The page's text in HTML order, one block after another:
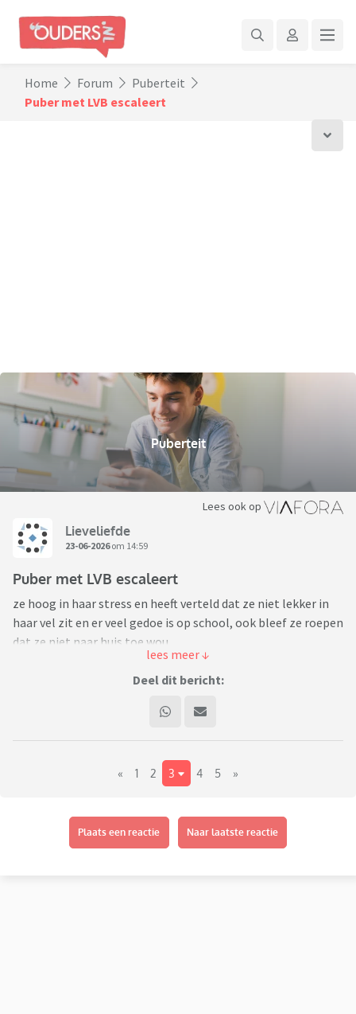
Home Forum
Puberteit
Puber met LVB escaleert
Puberteit
Lees ook op
Lieveliefde
23-06-2026om 14:59
Puber met LVB escaleert
ze hoog in haar stress en heeft verteld dat ze niet lekker in
haar vel zit en er veel gedoe is op school, ook bleef ze roepen
dat ze niet naar huis toe wou.
Op het moment dat de politie haar bij ons afleverde rende ze
via de bijkeuken weer naar buiten met de mededeling ik ga
politie is helemaal los gegaan, knijpen, krabben, schoppen
en weg proberen rennen.
Uiteindelijk heeft de politie haar moeten fixeren en is ze met
4 man bij ons afgeleverd en is ze binnen bij ons gekalmeerd.
thuis en wij zijn al druk aan het bellen voor verdere hulp.
Ik merk dat ik helemaal lam geslagen ben en weer het echt
Deel dit bericht:
« 1 2 3 4 5 »
Plaats een reactie Naar laatste reactie